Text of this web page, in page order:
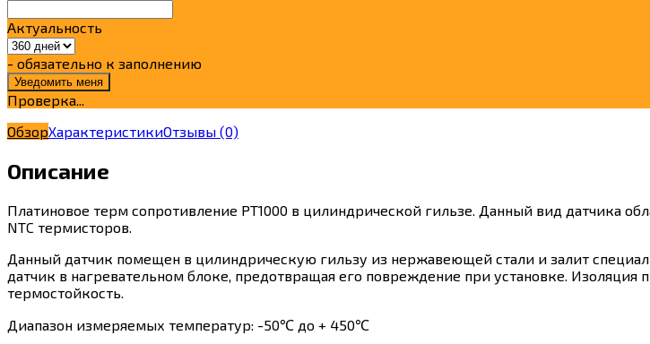
Актуальность
- обязательно к заполнению
Проверка...
ОбзорХарактеристикиОтзывы (0)
Описание
Платиновое терм сопротивление PT1000 в цилиндрической гильзе. Данный вид датчика
NTC термисторов.
Данный датчик помещен в цилиндрическую гильзу из нержавеющей стали и залит
датчик в нагревательном блоке, предотвращая его повреждение при установке.
термостойкость.
Диапазон измеряемых температур: -50℃ до + 450℃